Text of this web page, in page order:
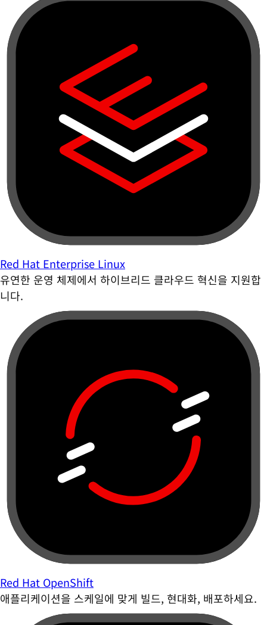
Red Hat Enterprise Linux
유연한 운영 체제에서 하이브리드 클라우드 혁신을 지원합
니다.
Red Hat OpenShift
애플리케이션을 스케일에 맞게 빌드, 현대화, 배포하세요.